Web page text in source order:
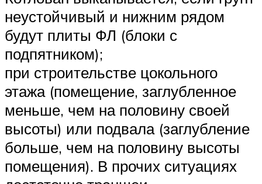
неустойчивый и нижним рядом
будут плиты ФЛ (блоки с
подпятником);
при строительстве цокольного
этажа (помещение, заглубленное
меньше, чем на половину своей
высоты) или подвала (заглубление
больше, чем на половину высоты
помещения). В прочих ситуациях